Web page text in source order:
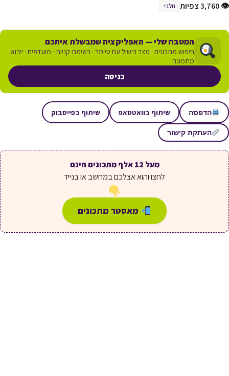
👁 3,760 צפיות חלבי
המטבח שלי — האפליקציה שמבשלת איתכם
חיפוש מתכונים · מצב בישול עם טיימר · רשימת קניות · מועדפים · ייבוא
מתמונה
כניסה
הדפסה שיתוף בוואטסאפ שיתוף בפייסבוק
העתקת קישור
מעל 12 אלף מתכונים חינם
לחצו והוא אצלכם במחשב או בנייד
מאסטר מתכונים